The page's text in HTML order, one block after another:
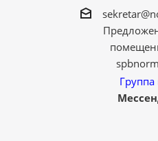
Группа